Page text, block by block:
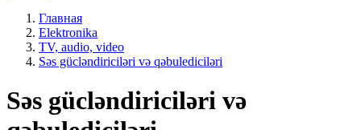
Главная
Elektronika
TV, audio, video
Səs gücləndiriciləri və qəbulediciləri
Səs gücləndiriciləri və